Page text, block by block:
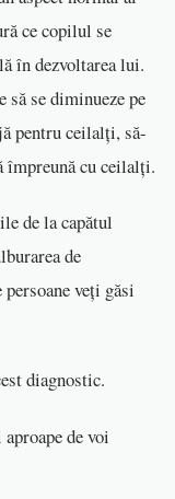
ce copilul se
în dezvoltarea lui.
să se diminueze pe
pentru ceilalți, să-
împreună cu ceilalți.
de la capătul
de
veți găsi
diagnostic.
de voi